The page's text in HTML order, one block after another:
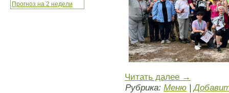
Прогноз на 2 недели
Читать далее →
Рубрика: Меню |